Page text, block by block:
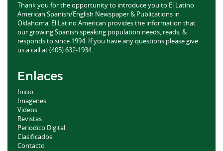
Thank you for the opportunity to introduce you to El Latino
American Spanish/English Newspaper & Publications in
Oklahoma. El Latino American provides the information that
our growing Spanish speaking population needs, reads, &
responds to since 1994. If you have any questions please give
us a call at (405) 632-1934.
Enlaces
Inicio
Imagenes
Videos
Revistas
Periodico Digital
Clasificados
Contacto